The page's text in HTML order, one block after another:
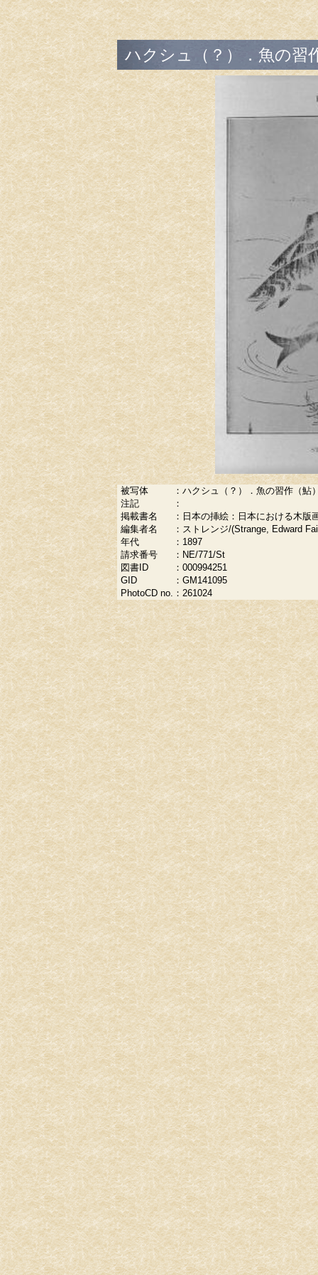
ハクシュ（？）．魚の習
被写体 ： ハクシュ（？）．魚の習作（鮎
注記
：
掲載書名
： 日本の挿絵：日本における木版
編集者名
： ストレンジ/(Strange, Edward
年代
： 1897
請求番号
： NE/771/St
図書ID
： 000994251
GID
： GM141095
PhotoCD no. ： 261024